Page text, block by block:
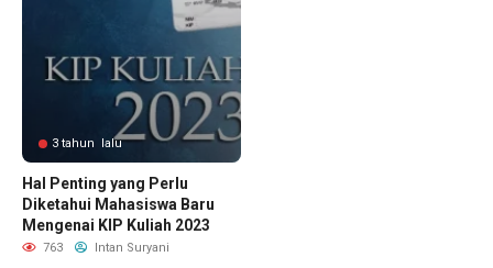
3 tahun lalu
Hal Penting yang Perlu
Diketahui Mahasiswa Baru
Mengenai KIP Kuliah 2023
763 Intan Suryani